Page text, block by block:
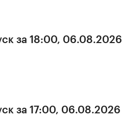
за 18:00, 06.08.2026
за 17:00, 06.08.2026